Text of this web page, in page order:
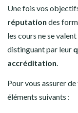
Une fois vos
réputation des
les cours ne se
distinguant par leur
accréditation.
Pour vous assurer
éléments suivants :